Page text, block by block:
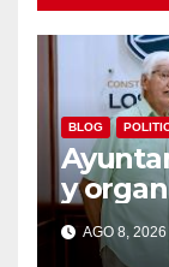
BLOG
y
edición
AGO 8, 2026